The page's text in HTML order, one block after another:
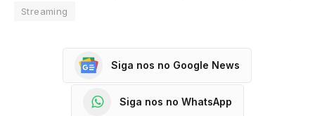
Streaming
Siga nos no Google News
Siga nos no WhatsApp